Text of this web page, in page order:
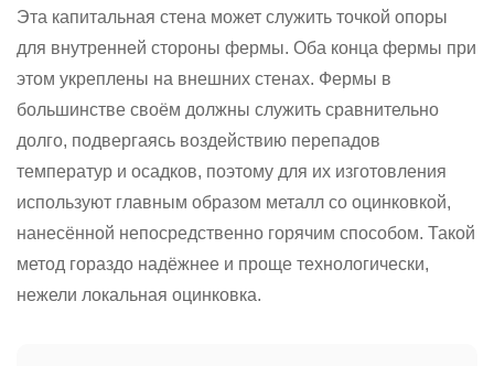
Эта капитальная стена может служить точкой опоры
для внутренней стороны фермы. Оба конца фермы при
этом укреплены на внешних стенах. Фермы в
большинстве своём должны служить сравнительно
долго, подвергаясь воздействию перепадов
температур и осадков, поэтому для их изготовления
используют главным образом металл со оцинковкой,
нанесённой непосредственно горячим способом. Такой
метод гораздо надёжнее и проще технологически,
нежели локальная оцинковка.